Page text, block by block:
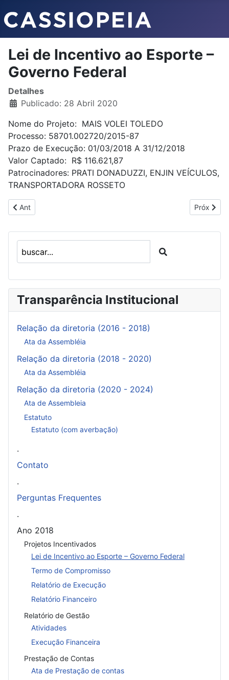
Lei de Incentivo ao Esporte –
Governo Federal
Detalhes
Publicado: 28 Abril 2020
Nome do Projeto: MAIS VOLEI TOLEDO
Processo: 58701.002720/2015-87
Prazo de Execução: 01/03/2018 A 31/12/2018
Valor Captado: R$ 116.621,87
Patrocinadores: PRATI DONADUZZI, ENJIN VEÍCULOS,
TRANSPORTADORA ROSSETO
Previous article: Termo de Compromisso
Ant Next
Próx
Transparência Institucional
Relação da diretoria (2016 - 2018)
Ata da Assembléia
Relação da diretoria (2018 - 2020)
Ata da Assembléia
Relação da diretoria (2020 - 2024)
Ata de Assembleia
Estatuto
Estatuto (com averbação)
.
Contato
.
Perguntas Frequentes
.
Ano 2018
Projetos Incentivados
Lei de Incentivo ao Esporte – Governo Federal
Termo de Compromisso
Relatório de Execução
Relatório Financeiro
Relatório de Gestão
Atividades
Execução Financeira
Prestação de Contas
Ata de Prestação de contas